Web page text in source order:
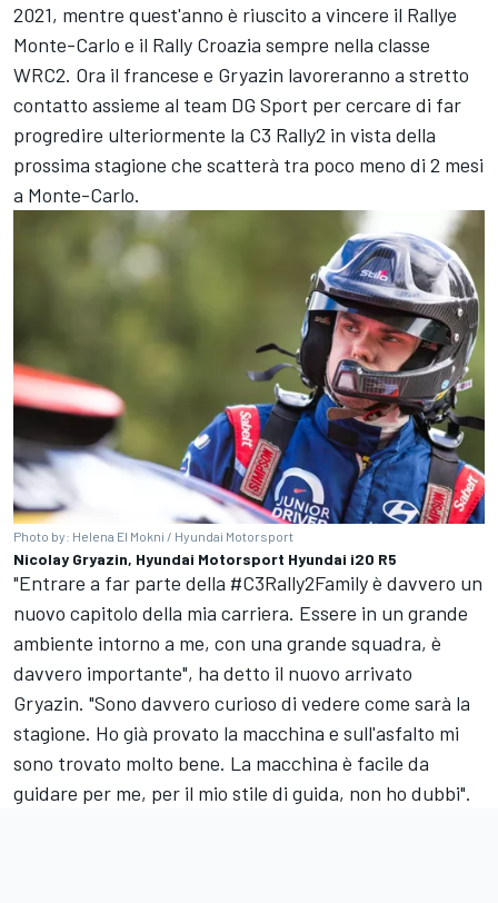
2021, mentre quest'anno è riuscito a vincere il Rallye
Monte-Carlo e il Rally Croazia sempre nella classe
WRC2. Ora il francese e Gryazin lavoreranno a stretto
contatto assieme al team DG Sport per cercare di far
progredire ulteriormente la C3 Rally2 in vista della
prossima stagione che scatterà tra poco meno di 2 mesi
a Monte-Carlo.
Photo by: Helena El Mokni / Hyundai Motorsport
Nicolay Gryazin, Hyundai Motorsport Hyundai i20 R5
"Entrare a far parte della #C3Rally2Family è davvero un
nuovo capitolo della mia carriera. Essere in un grande
ambiente intorno a me, con una grande squadra, è
davvero importante", ha detto il nuovo arrivato
Gryazin. "Sono davvero curioso di vedere come sarà la
stagione. Ho già provato la macchina e sull'asfalto mi
sono trovato molto bene. La macchina è facile da
guidare per me, per il mio stile di guida, non ho dubbi".